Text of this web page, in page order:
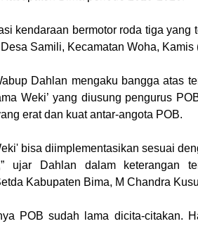
kendaraan bermotor roda tiga
Samili, Kecamatan Woha, Kamis
Dahlan mengaku bangga atas
Weki’ yang diusung pengurus
erat dan kuat antar-angota POB.
bisa diimplementasikan sesuai
ujar Dahlan dalam keterangan
Kabupaten Bima, M Chandra
POB sudah lama dicita-citakan.